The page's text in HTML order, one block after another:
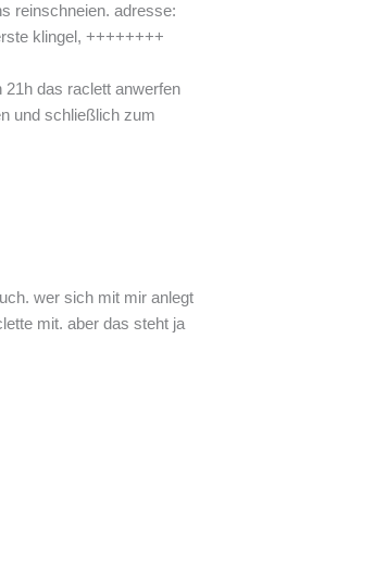
reinschneien. adresse:
klingel, ++++++++
das raclett anwerfen
und schließlich zum
wer sich mit mir anlegt
mit. aber das steht ja